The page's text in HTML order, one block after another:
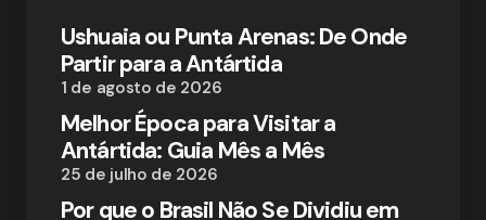
Ushuaia ou Punta Arenas: De Onde
Partir para a Antártida
1 de agosto de 2026
Melhor Época para Visitar a
Antártida: Guia Mês a Mês
25 de julho de 2026
Por que o Brasil Não Se Dividiu em